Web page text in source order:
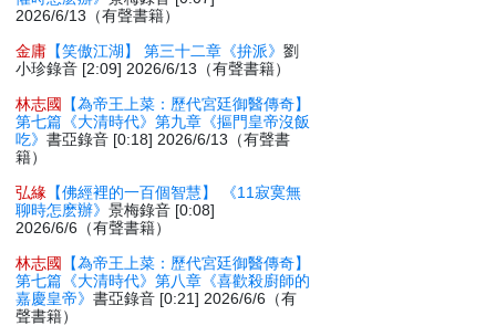
2026/6/13（有聲書籍）
金庸 【笑傲江湖】 第三十二章《拚派》劉
小珍錄音 [2:09] 2026/6/13（有聲書籍）
林志國
【為帝王上菜：歷代宮廷御醫傳奇】
第七篇《大清時代》第九章《摳門皇帝沒飯
吃》書亞錄音 [0:18] 2026/6/13（有聲書
籍）
弘緣 【佛經裡的一百個智慧】 《11寂寞無
聊時怎麽辦》景梅錄音 [0:08]
2026/6/6（有聲書籍）
林志國
【為帝王上菜：歷代宮廷御醫傳奇】
第七篇《大清時代》第八章《喜歡殺廚師的
嘉慶皇帝》書亞錄音 [0:21] 2026/6/6（有
聲書籍）